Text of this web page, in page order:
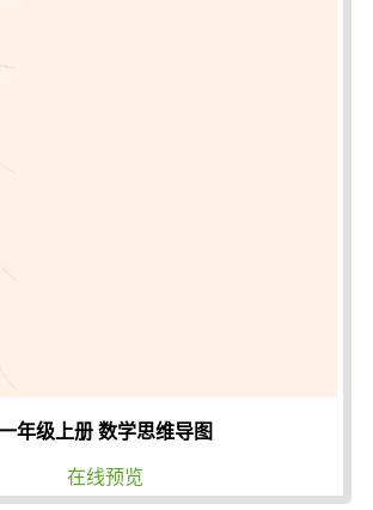
年级上册 数学思维导图
在线预览